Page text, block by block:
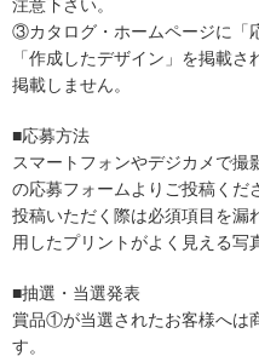
注意下さい。
③カタログ・ホームページに「
「作成したデザイン」を掲載
掲載しません。
■応募方法
スマートフォンやデジカメで撮
の応募フォームよりご投稿くだ
投稿いただく際は必須項目を漏
用したプリントがよく見える写
■抽選・当選発表
賞品①が当選されたお客様へは
す。